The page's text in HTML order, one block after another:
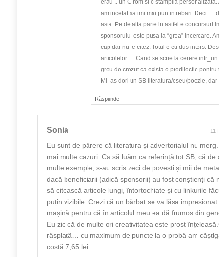
Răspunde
erau .. un C rom si o stampila personalizata.
am incetat sa imi mai pun intrebari. Deci …
asta. Pe de alta parte in astfel e concursuri
sponsorului este pusa la “grea” incercare.
cap dar nu le citez. Totul e cu dus intors.
articolelor…. Cand se scrie la cerere intr_un
greu de crezut ca exista o predilectie pentru
Mi_as dori un SB literatura/eseu/poezie,
Sonia 11
Eu sunt de părere că literatura și advertorialul nu
mai multe cazuri. Ca să luăm ca referință tot SB, că de
multe exemple, s-au scris zeci de povești și mii de
dacă beneficiarii (adică sponsorii) au fost conștienți că
să citească articole lungi, întortochiate și cu linkurile
puțin vizibile. Crezi că un bărbat se va lăsa
mașină pentru că în articolul meu ea dă frumos din
Eu zic că de multe ori creativitatea este prost
răsplată… cu maximum de puncte la o probă am
costă 7,65 lei.